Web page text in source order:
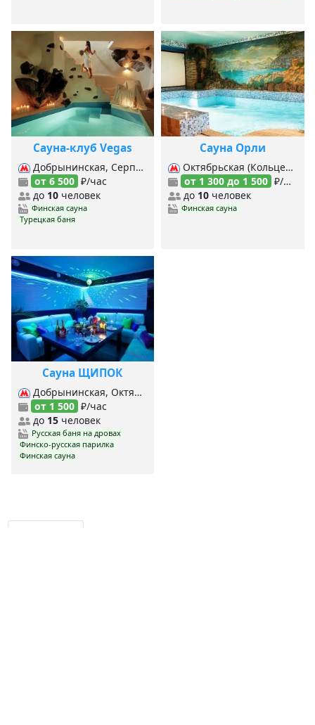
Сауна-клуб Vegas
Добрынинская, Серпуховская,
от 6 500 ₽/час
до 10 человек
Финская сауна
Турецкая баня
Сауна Орли
Октябрьская (Кольцевая), Октябрьская (Калуж.-Рижская), Добрынинская,
от 1 300 до 1 500 ₽/час
до 10человек
Финская сауна
Сауна ЩИПОК
Добрынинская, Октябрьская (Кольцевая), Октябрьская (Калуж.-Рижская), Павелецкая (Замоскворецкая), Павелецкая (Кольцевая), Серпуховская,
от 1 500 ₽/час
до 15 человек
Русская баня на дровах
Финско-русская парилка
Финская сауна